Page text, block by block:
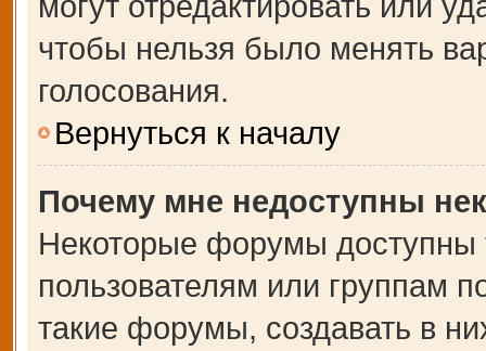
чтобы нельзя было менять
голосования.
Вернуться к началу
Почему мне недоступны
Некоторые форумы доступны
пользователям или группам
такие форумы, создавать в